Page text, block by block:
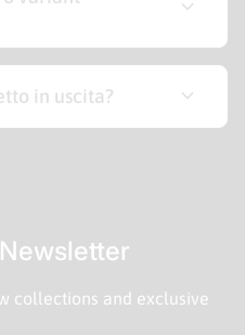
expand_more
in uscita? expand_more
collections and exclusive